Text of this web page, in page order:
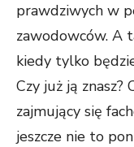
prawdziwych w
zawodowców. A
kiedy tylko
Czy już ją znasz?
zajmujący się
jeszcze nie to